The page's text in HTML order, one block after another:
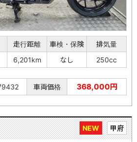
走行距離 車検・保険
排気量
6,201km なし 250cc
車両価格 368,000円
NEW 甲府